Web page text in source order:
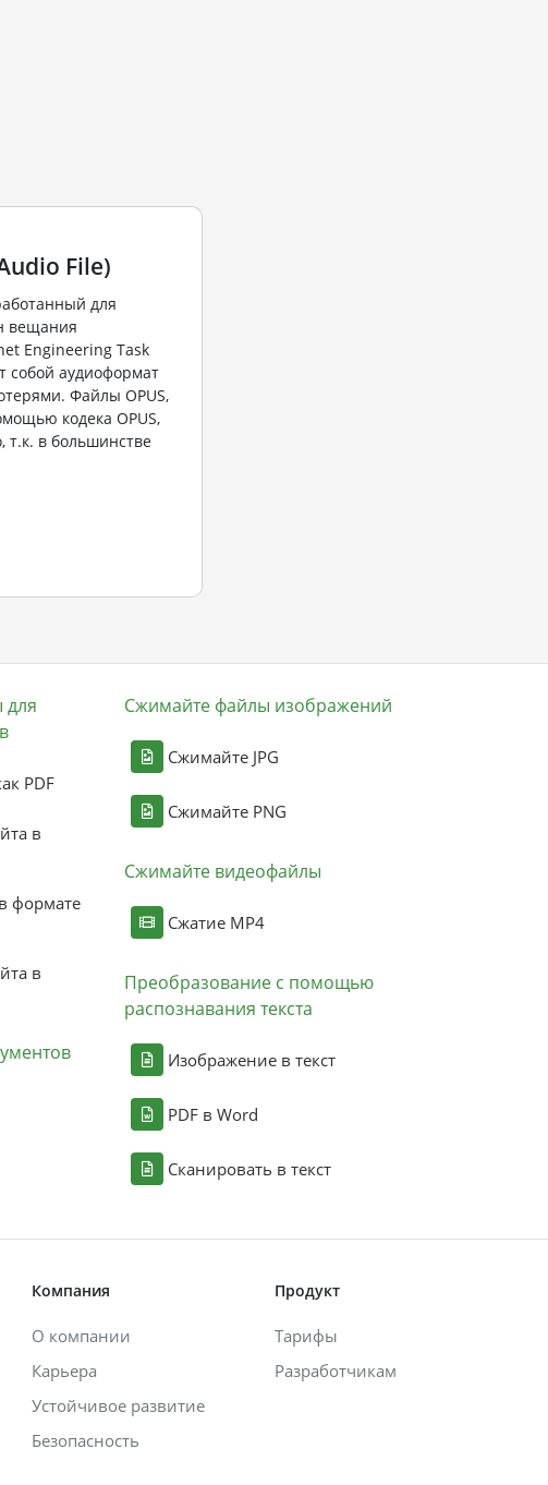
File)
для
вещания
Engineering Task
собой аудиоформат
Файлы OPUS,
кодека OPUS,
т.к. в большинстве
для
PDF
в
формате
в
Сжимайте файлы изображений
Сжимайте JPG
Сжимайте PNG
Сжимайте видеофайлы
Сжатие MP4
Преобразование с помощью
распознавания текста
Изображение в текст
PDF в Word
Сканировать в текст
Компания
О компании
Карьера
Устойчивое развитие
Безопасность
Продукт
Тарифы
Разработчикам